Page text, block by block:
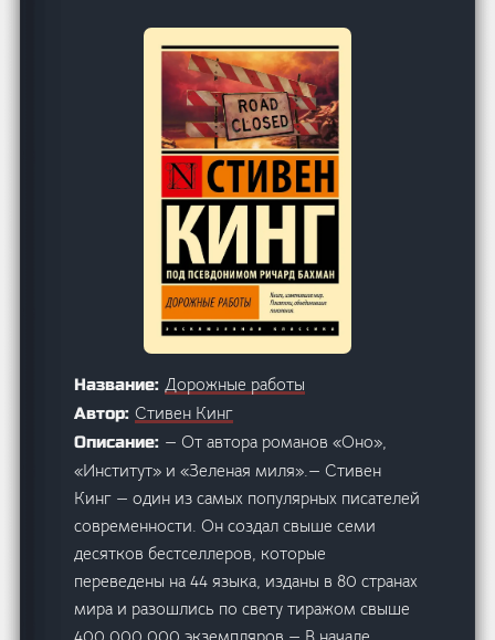
Название:Дорожные работы
Автор:Стивен Кинг
Описание: — От автора романов «Оно»,
«Институт» и «Зеленая миля».— Стивен
Кинг — один из самых популярных писателей
современности. Он создал свыше семи
десятков бестселлеров, которые
переведены на 44 языка, изданы в 80 странах
мира и разошлись по свету тиражом свыше